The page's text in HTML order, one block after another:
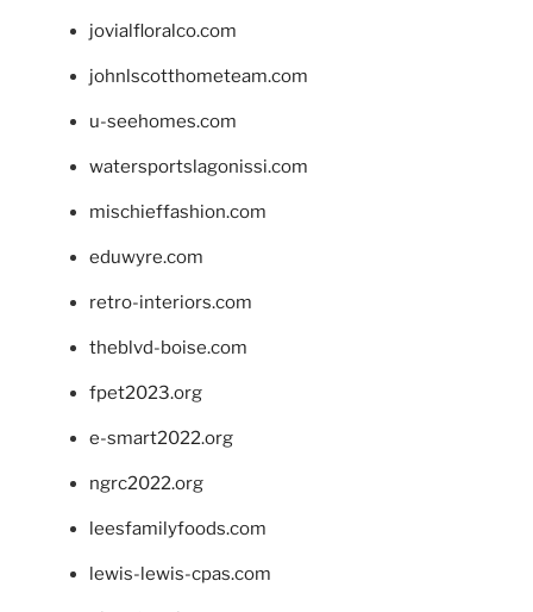
jovialfloralco.com
johnlscotthometeam.com
u-seehomes.com
watersportslagonissi.com
mischieffashion.com
eduwyre.com
retro-interiors.com
theblvd-boise.com
fpet2023.org
e-smart2022.org
ngrc2022.org
leesfamilyfoods.com
lewis-lewis-cpas.com